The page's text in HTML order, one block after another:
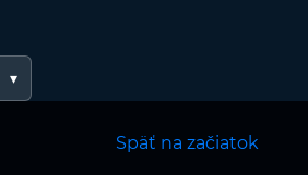
Späť na začiatok